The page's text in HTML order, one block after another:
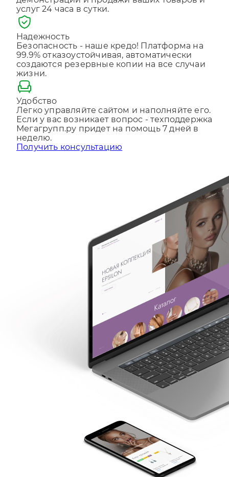
Надежность
Безопасность - наше кредо! Платформа на
99.9% отказоустойчивая, автоматически
создаются резервные копии на все случаи
жизни.
Удобство
Легко управляйте сайтом и наполняйте его.
Если у вас возникает вопрос - техподдержка
Мегагрупп.ру придет на помощь 7 дней в
неделю.
Получить консультацию